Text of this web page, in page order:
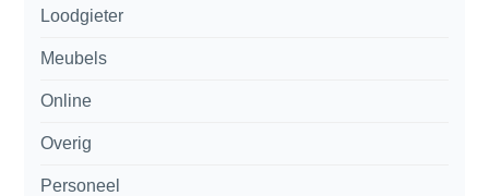
Loodgieter
Meubels
Online
Overig
Personeel